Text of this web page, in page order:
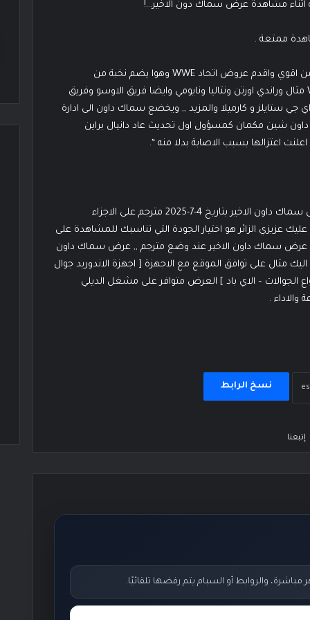
مشاهدة عرض سماك دون الاخير…!
ممتعة .
معلومات عن عرض سماكداون لايف هو عرض اسبوعي من اقوي واقدم عروض اتحاد WWE وهوا يضم نخبة من
المصارعين السوبر ستار يلعب له كثير من مصارعين WWE مثال وراندي اورتن ونتاليا ونايومي وايضا فريق الاوسو وفريق
اي جي ستايلز و كارميلا والمزيد ,, ويخضع سماك داون الى ادارة
شين مكمان كمسؤول اول تحديث عاد دانيال براين
اعتزالها بسبب الاصابة بدلا منه “.
موقع مصارعة اون لاين يقدم لكم مشاهدة وتحميل عرض سماك داون الاخير بتاريخ 4-7-2025 مترجم على الاجزاء
عزيزي الزائر هو اختيار الجودة التي تناسبك للمشاهدة على
عرض سماك داون الاخير عند وضع مترجم ,, عرض سماك داون
مثال على توافق الموقع مع الاجهزة [ اجهزة الاندوريد جوال
الجوالات – الاي باد ] العرض متوافر على مشغل الديلي
.
نسخ الرابط
إتبعنا
والروابط أو السبام يتم رفضها تلقائيًا.